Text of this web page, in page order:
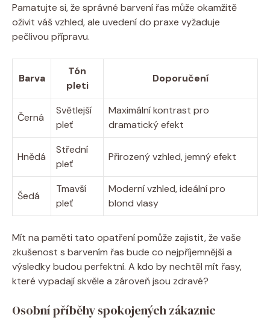
Pamatujte si, že správné barvení řas může okamžitě
oživit váš vzhled, ale uvedení do praxe vyžaduje
pečlivou přípravu.
Barva
Tón
pleti
Doporučení
Černá
Světlejší
pleť
Maximální kontrast pro
dramatický efekt
Hnědá
Střední
pleť
Přirozený vzhled, jemný efekt
Šedá
Tmavší
pleť
Moderní vzhled, ideální pro
blond vlasy
Mít na paměti tato opatření pomůže zajistit, že vaše
zkušenost s barvením řas bude co nejpříjemnější a
výsledky budou perfektní. A kdo by nechtěl mít řasy,
které vypadají skvěle a zároveň jsou zdravé?
Osobní příběhy spokojených zákaznic